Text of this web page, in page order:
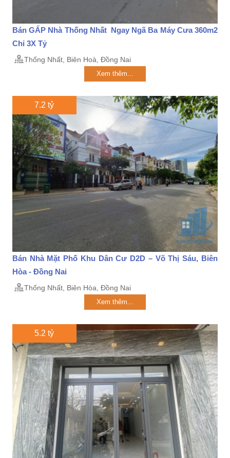
Bán GẤP Nhà Thống Nhất Ngay Ngã Ba Máy Cưa 360m2
Chỉ 3X Tỷ
Thống Nhất, Biên Hoà, Đồng Nai
Xem thêm...
7.2 tỷ
Bán Nhà Mặt Phố Khu Dân Cư D2D – Võ Thị Sáu, Biên
Hòa - Đồng Nai
Thống Nhất, Biên Hòa, Đồng Nai
Xem thêm...
5.2 tỷ